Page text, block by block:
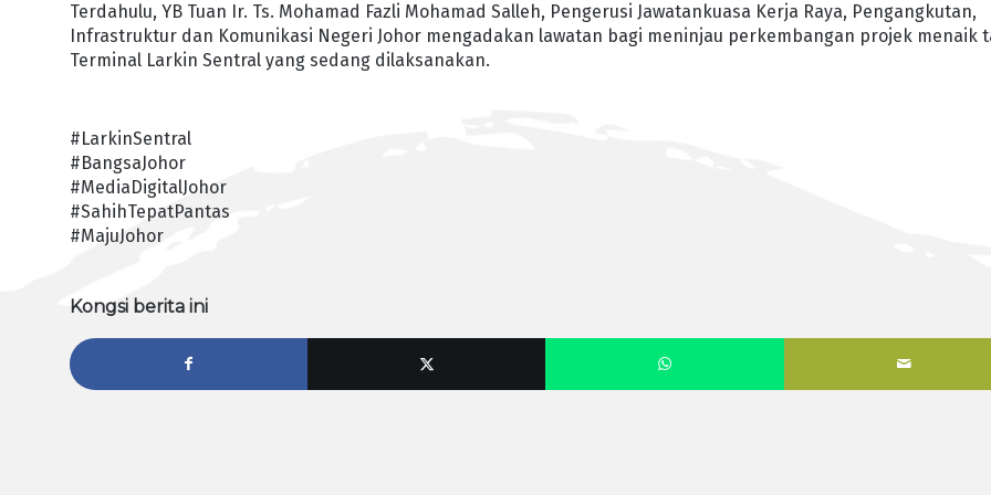
Terdahulu, YB Tuan Ir. Ts. Mohamad Fazli Mohamad Salleh, Pengerusi Jawatankuasa Kerja Raya, Pengangkutan,
Infrastruktur dan Komunikasi Negeri Johor mengadakan lawatan bagi meninjau perkembangan projek menaik
Terminal Larkin Sentral yang sedang dilaksanakan.
#LarkinSentral
#BangsaJohor
#MediaDigitalJohor
#SahihTepatPantas
#MajuJohor
Kongsi berita ini